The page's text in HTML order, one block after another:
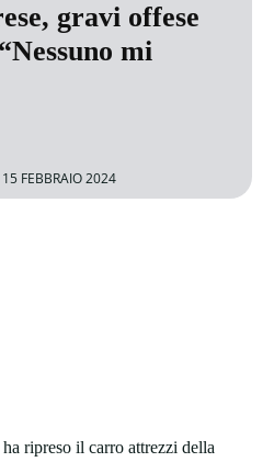
gravi offese
mi
15 FEBBRAIO 2024
ripreso il carro attrezzi della